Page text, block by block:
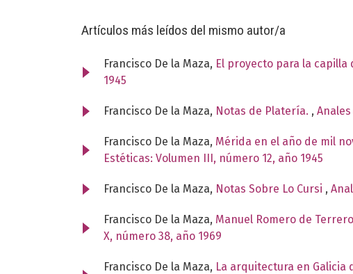
Artículos más leídos del mismo autor/a
Francisco De la Maza, El proyecto para la capilla
1945
Francisco De la Maza, Notas de Platería. ,
Francisco De la Maza, Mérida en el año de mil
Estéticas: Volumen III, número 12, año 1945
Francisco De la Maza, Notas Sobre Lo Cursi ,
Francisco De la Maza, Manuel Romero de
X, número 38, año 1969
Francisco De la Maza, La arquitectura en Galicia